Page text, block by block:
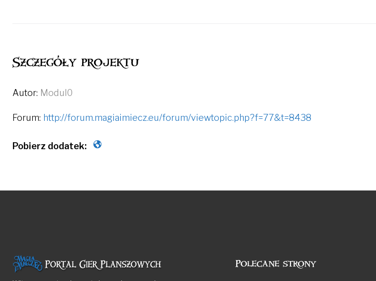
Szczegóły projektu
Autor: Modul0
Forum: http://forum.magiaimiecz.eu/forum/viewtopic.php?f=77&t=8438
Polecane strony